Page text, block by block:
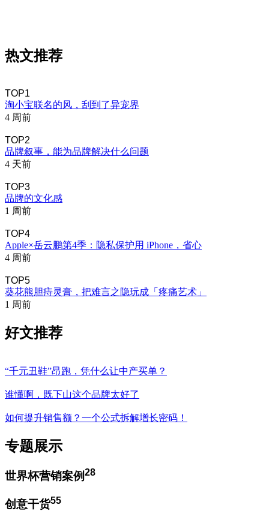
热文推荐
TOP1
淘小宝联名的风，刮到了异宠界
4 周前
TOP2
品牌叙事，能为品牌解决什么问题
4 天前
TOP3
品牌的文化感
1 周前
TOP4
Apple×岳云鹏第4季：隐私保护用 iPhone，省心
4 周前
TOP5
葵花熊胆痔灵膏，把难言之隐玩成「疼痛艺术」
1 周前
好文推荐
“千元丑鞋”昂跑，凭什么让中产买单？
谁懂啊，既下山这个品牌太好了
如何提升销售额？一个公式拆解增长密码！
专题展示
世界杯营销案例28
创意干货55